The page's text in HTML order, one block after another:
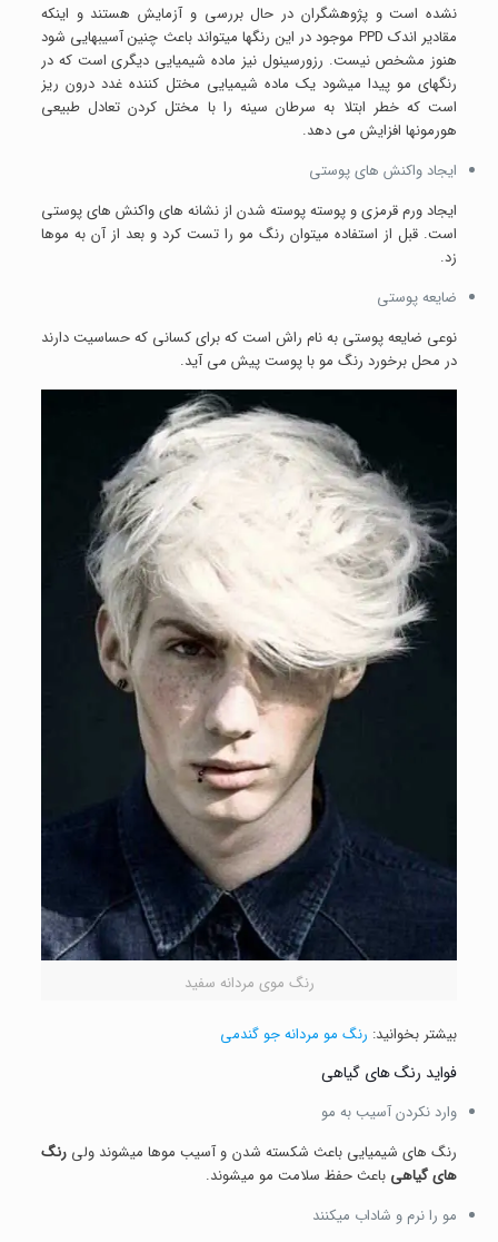
نشده است و پژوهشگران در حال بررسی و آزمایش هستند و اینکه
مقادیر اندک PPD موجود در این رنگها میتواند باعث چنین آسیبهایی شود
هنوز مشخص نیست. رزورسینول نیز ماده شیمیایی دیگری است که در
رنگهای مو پیدا میشود یک ماده شیمیایی مختل کننده غدد درون ریز
است که خطر ابتلا به سرطان سینه را با مختل کردن تعادل طبیعی
هورمونها افزایش می دهد.
ایجاد واکنش های پوستی
ایجاد ورم قرمزی و پوسته پوسته شدن از نشانه های واکنش های پوستی
است. قبل از استفاده میتوان رنگ مو را تست کرد و بعد از آن به موها
زد.
ضایعه پوستی
نوعی ضایعه پوستی به نام راش است که برای کسانی که حساسیت دارند
در محل برخورد رنگ مو با پوست پیش می آید.
رنگ موی مردانه سفید
بیشتر بخوانید: رنگ مو مردانه جو گندمی
فواید رنگ های گیاهی
وارد نکردن آسیب به مو
رنگ های شیمیایی باعث شکسته شدن و آسیب موها میشوند ولیرنگ
های گیاهی باعث حفظ سلامت مو میشوند.
مو را نرم و شاداب میکنند